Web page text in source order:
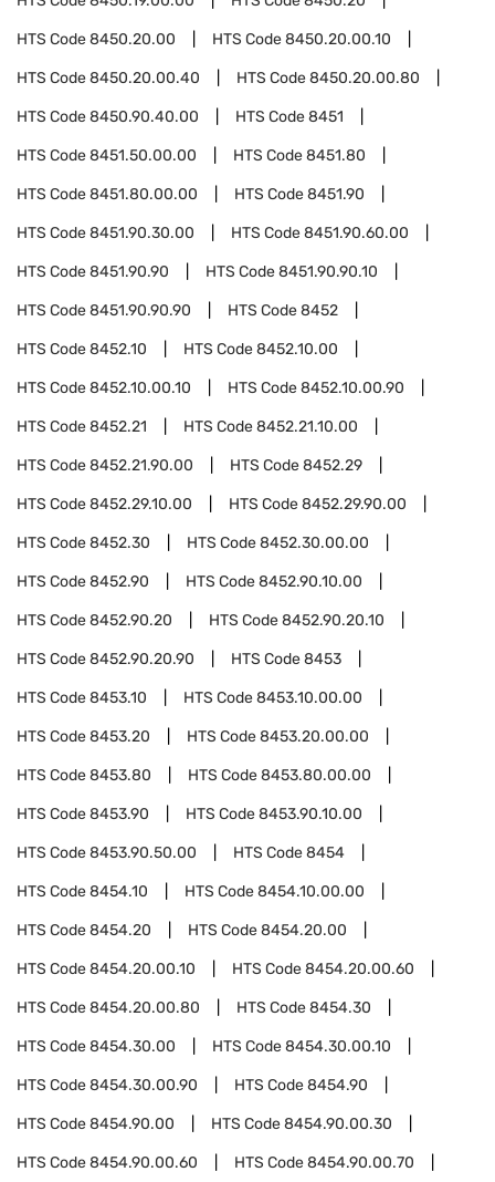
HTS Code8450.20.00 HTS Code8450.20.00.10
HTS Code8450.20.00.40 HTS Code8450.20.00.80
HTS Code8450.90.40.00 HTS Code8451
HTS Code8451.50.00.00 HTS Code8451.80
HTS Code8451.80.00.00 HTS Code8451.90
HTS Code8451.90.30.00 HTS Code8451.90.60.00
HTS Code8451.90.90 HTS Code8451.90.90.10
HTS Code8451.90.90.90 HTS Code8452
HTS Code8452.10 HTS Code8452.10.00
HTS Code8452.10.00.10 HTS Code8452.10.00.90
HTS Code8452.21 HTS Code8452.21.10.00
HTS Code8452.21.90.00 HTS Code8452.29
HTS Code8452.29.10.00 HTS Code8452.29.90.00
HTS Code8452.30 HTS Code8452.30.00.00
HTS Code8452.90 HTS Code8452.90.10.00
HTS Code8452.90.20 HTS Code8452.90.20.10
HTS Code8452.90.20.90 HTS Code8453
HTS Code8453.10 HTS Code8453.10.00.00
HTS Code8453.20 HTS Code8453.20.00.00
HTS Code8453.80 HTS Code8453.80.00.00
HTS Code8453.90 HTS Code8453.90.10.00
HTS Code8453.90.50.00 HTS Code8454
HTS Code8454.10 HTS Code8454.10.00.00
HTS Code8454.20 HTS Code8454.20.00
HTS Code8454.20.00.10 HTS Code8454.20.00.60
HTS Code8454.20.00.80 HTS Code8454.30
HTS Code8454.30.00 HTS Code8454.30.00.10
HTS Code8454.30.00.90 HTS Code8454.90
HTS Code8454.90.00 HTS Code8454.90.00.30
HTS Code8454.90.00.60 HTS Code8454.90.00.70